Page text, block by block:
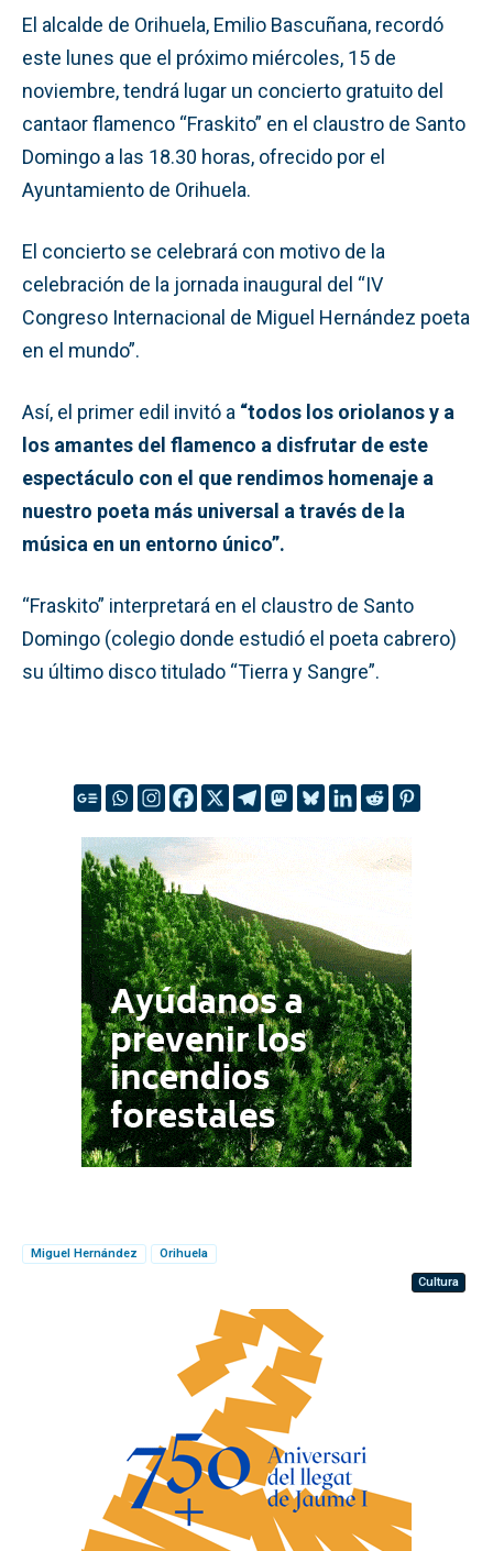
El alcalde de Orihuela, Emilio Bascuñana, recordó
este lunes que el próximo miércoles, 15 de
noviembre, tendrá lugar un concierto gratuito del
cantaor flamenco “Fraskito” en el claustro de Santo
Domingo a las 18.30 horas, ofrecido por el
Ayuntamiento de Orihuela.
El concierto se celebrará con motivo de la
celebración de la jornada inaugural del “IV
Congreso Internacional de Miguel Hernández poeta
en el mundo”.
Así, el primer edil invitó a “todos los oriolanos y a
los amantes del flamenco a disfrutar de este
espectáculo con el que rendimos homenaje a
nuestro poeta más universal a través de la
música en un entorno único”.
“Fraskito” interpretará en el claustro de Santo
Domingo (colegio donde estudió el poeta cabrero)
su último disco titulado “Tierra y Sangre”.
Miguel Hernández
Orihuela
Cultura